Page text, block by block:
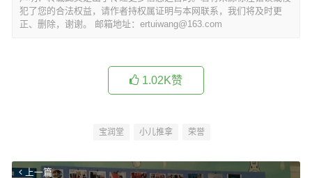
犯了您的合法权益，请作者持权属证明与本网联系，我们将及时更
正、删除，谢谢。 邮箱地址：ertuiwang@163.com
1.02K赞
宝润堂 小儿推拿 荣誉
上一篇